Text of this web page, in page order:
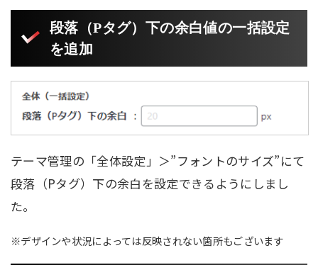
段落（Pタグ）下の余白値の一括設定
を追加
テーマ管理の「全体設定」＞”フォントのサイズ”にて
段落（Pタグ）下の余白を設定できるようにしまし
た。
※デザインや状況によっては反映されない箇所もございます